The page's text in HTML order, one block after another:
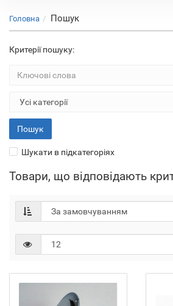
Головна Пошук
Критерії пошуку:
Шукати в підкатегоріях
Товари, що відповідають